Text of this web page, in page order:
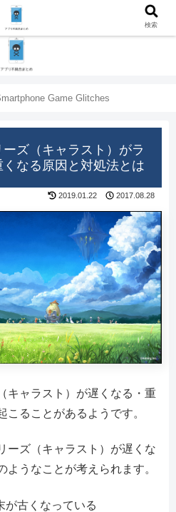
Game Glitches
ズ（キャラスト）がラ
なる原因と対処法とは
2019.01.22 2017.08.28
キャラスト）が遅くなる・重
こることがあるようです。
ーズ（キャラスト）が遅くな
ようなことが考えられます。
が古くなっている
検索